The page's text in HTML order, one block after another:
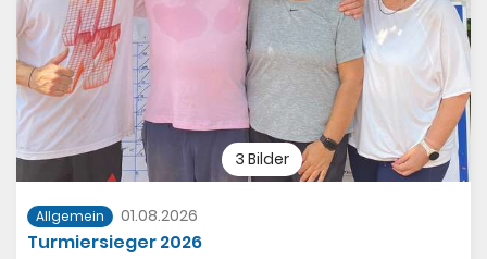
3 Bilder
Allgemein 01.08.2026
Turmiersieger 2026